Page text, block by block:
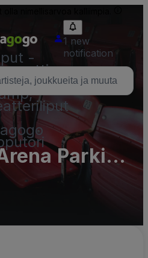
-
1 new
notification
Parking